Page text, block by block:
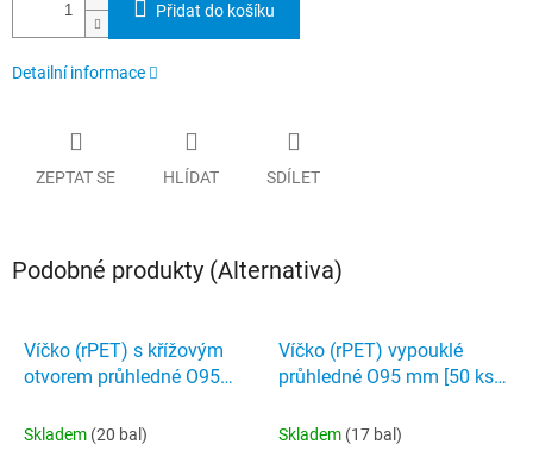
Přidat do košíku
Detailní informace
ZEPTAT SE HLÍDAT SDÍLET
Podobné produkty (Alternativa)
Víčko (rPET) s křížovým
otvorem průhledné O95
Skladem (20 bal)
Víčko (rPET) vypouklé
průhledné O95 mm [50 ks]
Skladem (17 bal)